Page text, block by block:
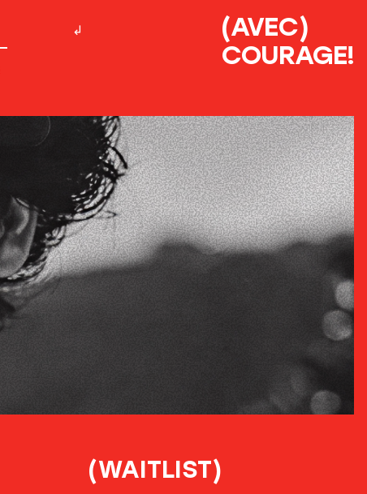
(AVEC)
COURAGE!
(WAITLIST)